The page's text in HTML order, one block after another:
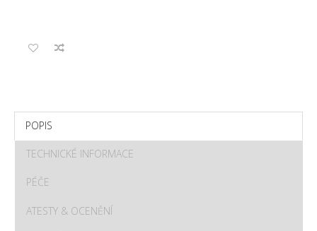
POPIS
TECHNICKÉ INFORMACE
PÉČE
ATESTY & OCENĚNÍ